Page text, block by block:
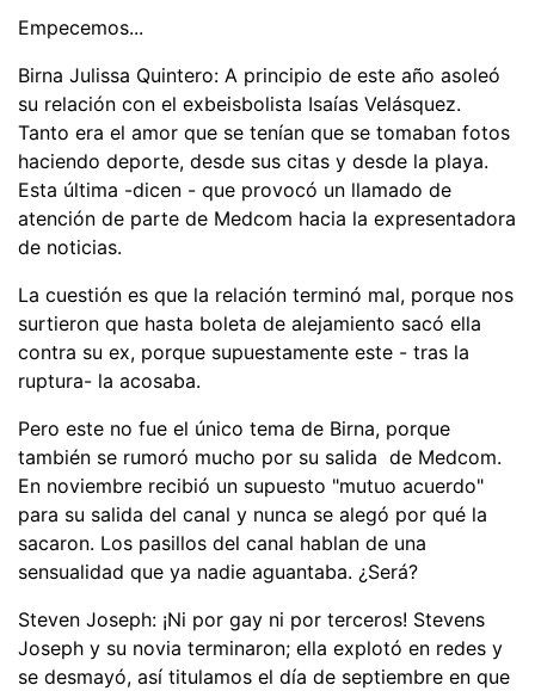
Empecemos...
Birna Julissa Quintero: A principio de este año asoleó
su relación con el exbeisbolista Isaías Velásquez.
Tanto era el amor que se tenían que se tomaban fotos
haciendo deporte, desde sus citas y desde la playa.
Esta última -dicen - que provocó un llamado de
atención de parte de Medcom hacia la expresentadora
de noticias.
La cuestión es que la relación terminó mal, porque nos
surtieron que hasta boleta de alejamiento sacó ella
contra su ex, porque supuestamente este - tras la
ruptura- la acosaba.
Pero este no fue el único tema de Birna, porque
también se rumoró mucho por su salida de Medcom.
En noviembre recibió un supuesto "mutuo acuerdo"
para su salida del canal y nunca se alegó por qué la
sacaron. Los pasillos del canal hablan de una
sensualidad que ya nadie aguantaba. ¿Será?
Steven Joseph: ¡Ni por gay ni por terceros! Stevens
Joseph y su novia terminaron; ella explotó en redes y
se desmayó, así titulamos el día de septiembre en que